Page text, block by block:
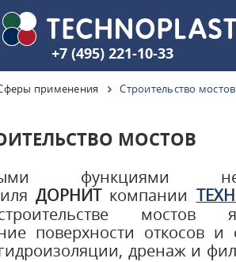
+7 (495) 221-10-33
применения Строительство мостов
МОСТОВ
функциями
ДОРНИТкомпании
мостов
поверхности откосов и
дренаж и